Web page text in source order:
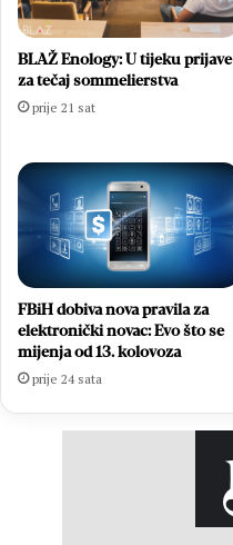
BLAŽ Enology: U tijeku prijave
za tečaj sommelierstva
prije 21 sat
FBiH dobiva nova pravila za
elektronički novac: Evo što se
mijenja od 13. kolovoza
prije 24 sata